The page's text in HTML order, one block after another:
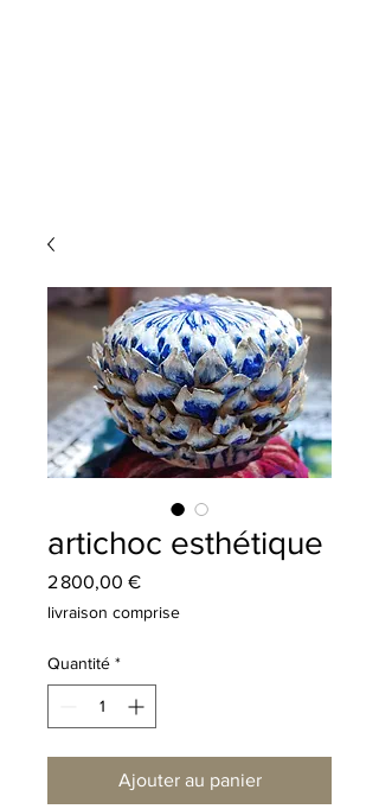
artichoc esthétique
2 800,00 €Prix
livraison comprise
Quantité *
Ajouter au panier